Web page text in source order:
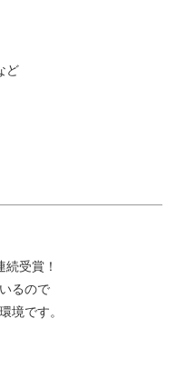
ど
受賞！
るので
境です。